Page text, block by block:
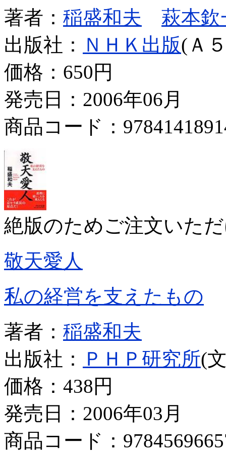
著者： 稲盛和夫
萩本欽
出版社：
ＮＨＫ出版(Ａ
価格： 650円
発売日：2006年06月
商品コード：
絶版のためご注文いた
敬天愛人
私の経営を支えたもの
著者： 稲盛和夫
出版社：
ＰＨＰ研究所(
価格： 438円
発売日：2006年03月
商品コード：